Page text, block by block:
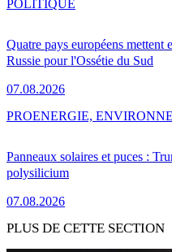
Quatre pays européens mettent
Russie pour l'Ossétie du Sud
07.08.2026
POLITIQUE
Panneaux solaires et puces :
polysilicium
07.08.2026
PROENERGIE,
PLUS DE CETTE SECTION